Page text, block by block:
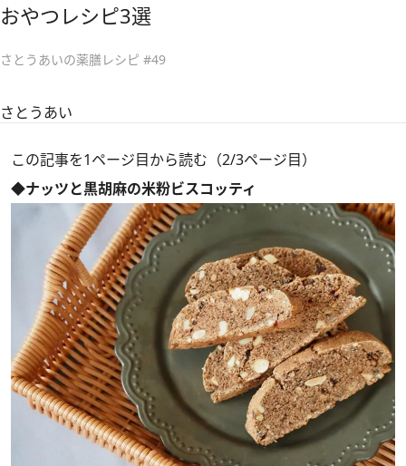
おやつレシピ3選
さとうあいの薬膳レシピ #49
さとうあい
この記事を1ページ目から読む（2/3ページ目）
◆ナッツと黒胡麻の米粉ビスコッティ